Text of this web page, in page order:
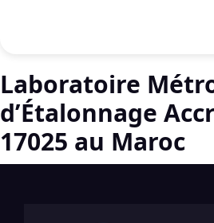
Laboratoire
d’Étalonnage
17025 au Maroc